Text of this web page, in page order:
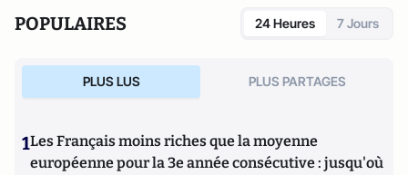
POPULAIRES 24 Heures 7 Jours
PLUS LUS PLUS PARTAGES
1Les Français moins riches que la moyenne
européenne pour la 3e année consécutive : jusqu'où